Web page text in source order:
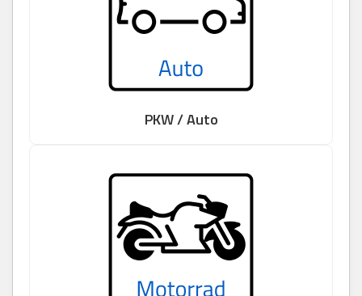
PKW / Auto